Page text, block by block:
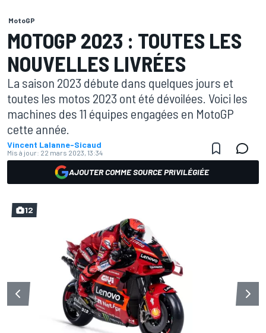
MotoGP
MOTOGP 2023 : TOUTES LES
NOUVELLES LIVRÉES
La saison 2023 débute dans quelques jours et
toutes les motos 2023 ont été dévoilées. Voici les
machines des 11 équipes engagées en MotoGP
cette année.
Vincent Lalanne-Sicaud
Mis à jour: 22 mars 2023, 13:34
AJOUTER COMME SOURCE PRIVILÉGIÉE
12